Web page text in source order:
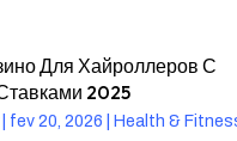
Для Хайроллеров С
2025
fev 20, 2026
Health &